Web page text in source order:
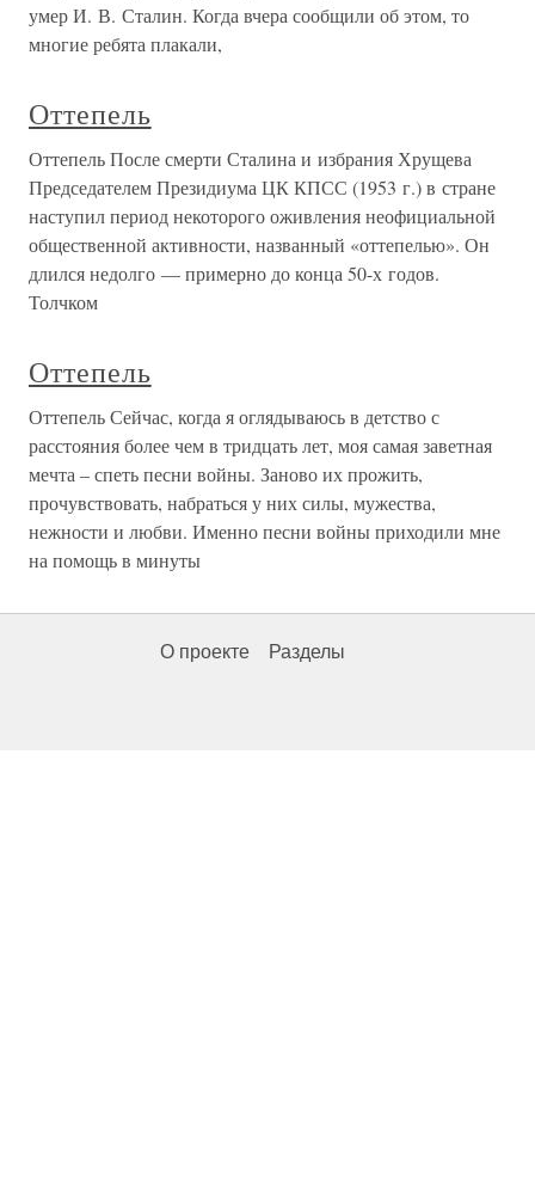
умер И. В. Сталин. Когда вчера сообщили об этом, то
многие ребята плакали,
Оттепель
Оттепель После смерти Сталина и избрания Хрущева
Председателем Президиума ЦК КПСС (1953 г.) в стране
наступил период некоторого оживления неофициальной
общественной активности, названный «оттепелью». Он
длился недолго — примерно до конца 50-х годов.
Толчком
Оттепель
Оттепель Сейчас, когда я оглядываюсь в детство с
расстояния более чем в тридцать лет, моя самая заветная
мечта – спеть песни войны. Заново их прожить,
прочувствовать, набраться у них силы, мужества,
нежности и любви. Именно песни войны приходили мне
на помощь в минуты
О проекте Разделы